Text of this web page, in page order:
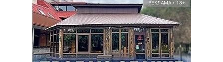
РЕКЛАМА • 18+